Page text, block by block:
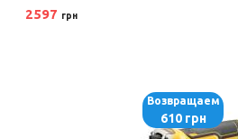
2597 грн
Возвращаем
610 грн